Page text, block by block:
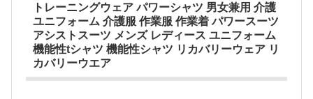
トレーニングウェア パワーシャツ 男女兼用 介護
ユニフォーム 介護服 作業服 作業着 パワースーツ
アシストスーツ メンズ レディース ユニフォーム
機能性tシャツ 機能性シャツ リカバリーウェア リ
カバリーウエア